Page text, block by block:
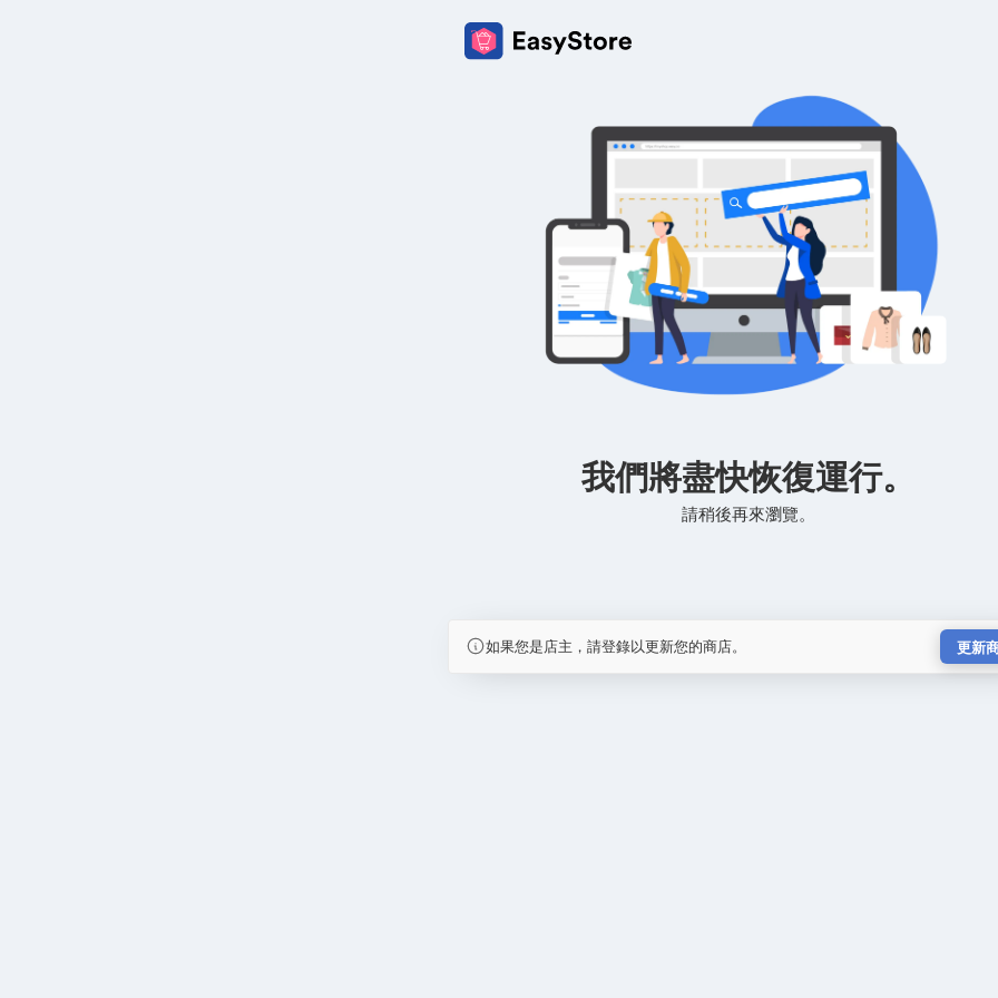
我們將盡快恢復運行。
請稍後再來瀏覽。
如果您是店主，請登錄以更新您的商店。 更新